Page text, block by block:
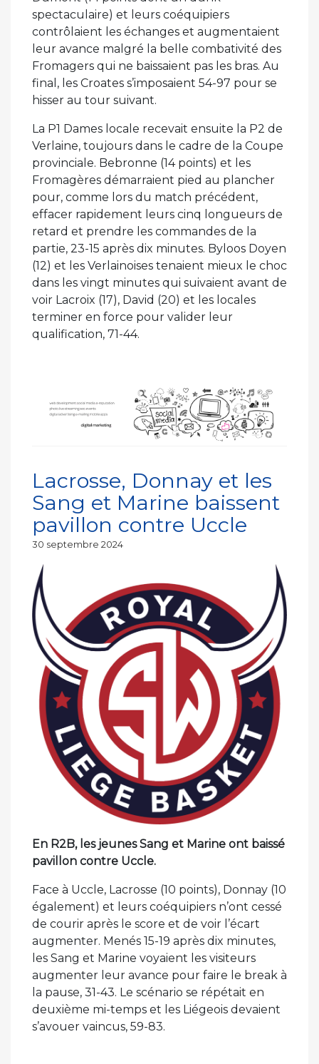
spectaculaire) et leurs coéquipiers
contrôlaient les échanges et augmentaient
leur avance malgré la belle combativité des
Fromagers qui ne baissaient pas les bras. Au
final, les Croates s’imposaient 54-97 pour se
hisser au tour suivant.
La P1 Dames locale recevait ensuite la P2 de
Verlaine, toujours dans le cadre de la Coupe
provinciale. Bebronne (14 points) et les
Fromagères démarraient pied au plancher
pour, comme lors du match précédent,
effacer rapidement leurs cinq longueurs de
retard et prendre les commandes de la
partie, 23-15 après dix minutes. Byloos Doyen
(12) et les Verlainoises tenaient mieux le choc
dans les vingt minutes qui suivaient avant de
voir Lacroix (17), David (20) et les locales
terminer en force pour valider leur
qualification, 71-44.
Lacrosse, Donnay et les
Sang et Marine baissent
pavillon contre Uccle
Publié
30 septembre 2024
En R2B, les jeunes Sang et Marine ont baissé
pavillon contre Uccle.
Face à Uccle, Lacrosse (10 points), Donnay (10
également) et leurs coéquipiers n’ont cessé
de courir après le score et de voir l’écart
augmenter. Menés 15-19 après dix minutes,
les Sang et Marine voyaient les visiteurs
augmenter leur avance pour faire le break à
la pause, 31-43. Le scénario se répétait en
deuxième mi-temps et les Liégeois devaient
s’avouer vaincus, 59-83.